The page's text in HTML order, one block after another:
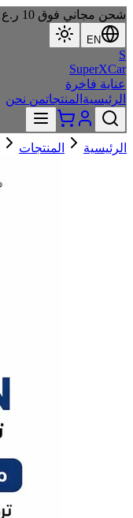
شحن مجاني فوق 10 ر.ع داخل عُمان | الدفع عند الاستلام متاح
EN
S
SuperXCar
عناية فاخرة
الرئيسية المنتجاتمن نحن
الرئيسية المنتجات